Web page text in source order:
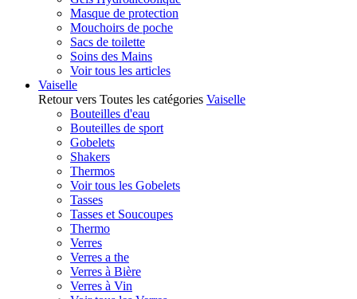
Masque de protection
Mouchoirs de poche
Sacs de toilette
Soins des Mains
Voir tous les articles
Vaiselle
Retour vers Toutes les catégories Vaiselle
Bouteilles d'eau
Bouteilles de sport
Gobelets
Shakers
Thermos
Voir tous les Gobelets
Tasses
Tasses et Soucoupes
Thermo
Verres
Verres a the
Verres à Bière
Verres à Vin